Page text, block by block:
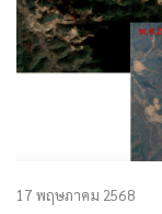
17 พฤษภาคม 2568